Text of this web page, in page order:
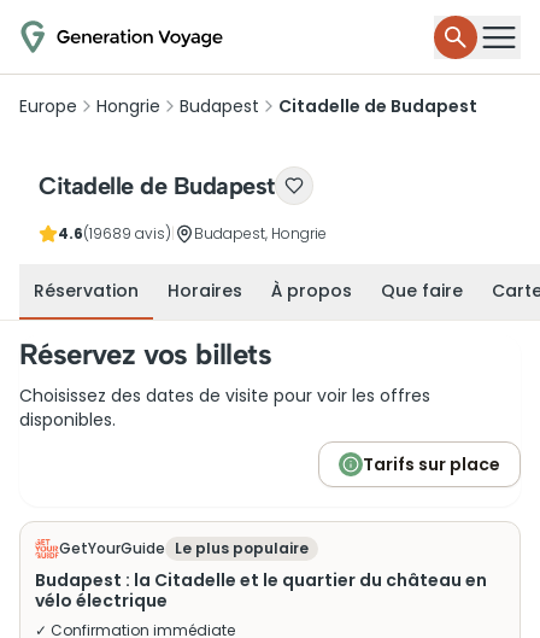
Europe Hongrie Budapest Citadelle de Budapest
Citadelle de Budapest
4.6(19689 avis) Budapest, Hongrie
Réservation Horaires À propos Que faire
Réservez vos billets
Choisissez des dates de visite pour voir les offres
disponibles.
Tarifs sur place
GetYourGuide Le plus populaire
Budapest : la Citadelle et le quartier du château en
vélo électrique
✓ Confirmation immédiate